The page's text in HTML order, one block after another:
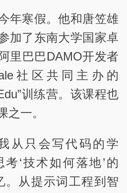
年寒假。他和唐笠雄
加了东南大学国家卓
里巴巴DAMO开发者
社区共同主办的
训练营。该课程也
之一。
从只会写代码的学
‘技术如何落地’的
。从提示词工程到智